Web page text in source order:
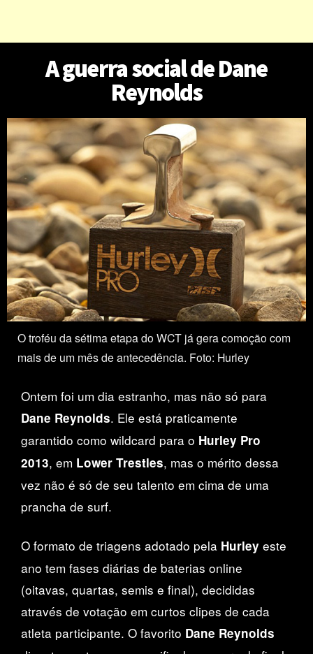
A guerra social de Dane
Reynolds
O troféu da sétima etapa do WCT já gera comoção com
mais de um mês de antecedência. Foto: Hurley
Ontem foi um dia estranho, mas não só para
Dane Reynolds. Ele está praticamente
garantido como wildcard para o Hurley Pro
2013, em Lower Trestles, mas o mérito dessa
vez não é só de seu talento em cima de uma
prancha de surf.
O formato de triagens adotado pela Hurley este
ano tem fases diárias de baterias online
(oitavas, quartas, semis e final), decididas
através de votação em curtos clipes de cada
atleta participante. O favorito Dane Reynolds